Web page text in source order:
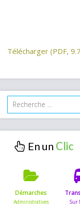
Télécharger (PDF,
En un
Démarches